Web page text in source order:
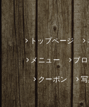
トップページ
メニュー ブ
クーポン